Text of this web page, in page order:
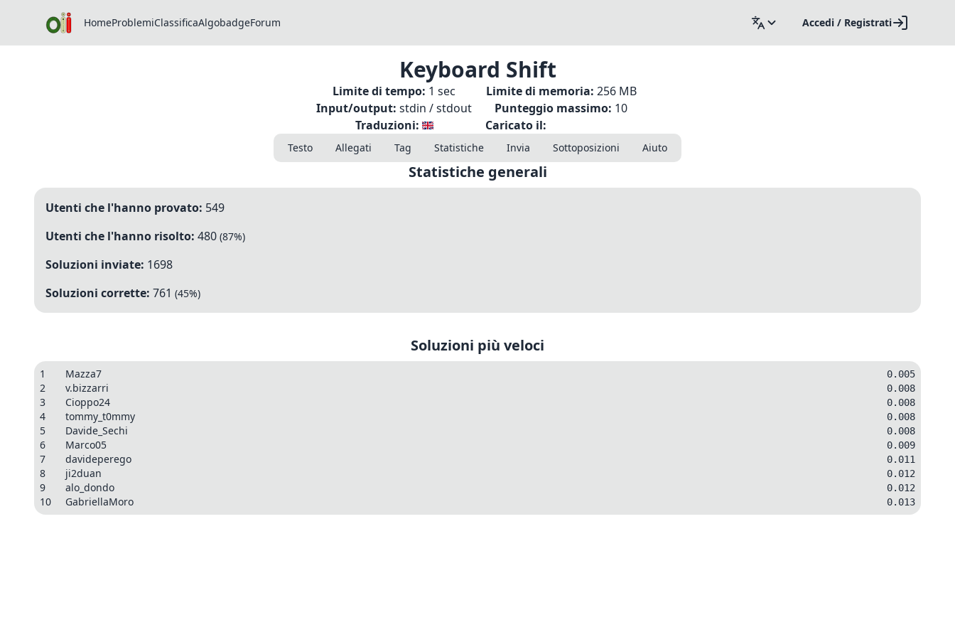
HomeProblemiClassificaAlgobadgeForum Accedi / Registrati
Keyboard Shift
Limite di tempo: 1 sec Limite di memoria: 256 MB
Input/output: stdin / stdout Punteggio massimo: 10
Traduzioni:
Caricato il:
Testo Allegati Tag Statistiche Invia Sottoposizioni Aiuto
Statistiche generali
Utenti che l'hanno provato: 549
Utenti che l'hanno risolto: 480 (87%)
Soluzioni inviate: 1698
Soluzioni corrette: 761 (45%)
Soluzioni più veloci
1 Mazza7 0.005
2 v.bizzarri 0.008
3 Cioppo24 0.008
4 tommy_t0mmy 0.008
5 Davide_Sechi 0.008
6 Marco05 0.009
7 davideperego 0.011
8 ji2duan 0.012
9 alo_dondo 0.012
10 GabriellaMoro 0.013